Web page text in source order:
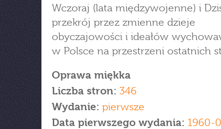
Wczoraj (lata międzywojenne) i
przekrój przez zmienne dzieje
obyczajowości i ideałów
w Polsce na przestrzeni ostatnich
Oprawa miękka
Liczba stron: 346
Wydanie: pierwsze
Data pierwszego wydania: 1960-